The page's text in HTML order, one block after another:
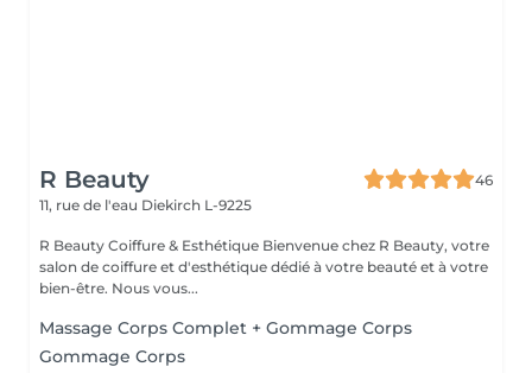
R Beauty
46
11, rue de l'eau Diekirch L-9225
R Beauty Coiffure & Esthétique Bienvenue chez R Beauty, votre
salon de coiffure et d'esthétique dédié à votre beauté et à votre
bien-être. Nous vous...
Massage Corps Complet + Gommage Corps
Gommage Corps